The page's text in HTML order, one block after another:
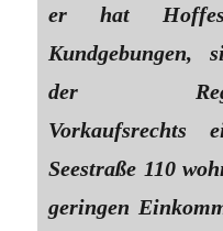
er hat
der
Vorkaufsrechts
Seestraße 110
geringen